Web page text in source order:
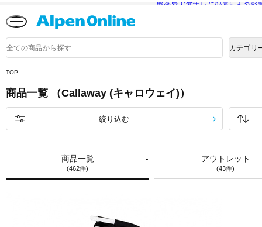
熊本県で発生した地震による影
品
検
カテゴリ
TOP
商品一覧 （Callaway (キャロウェイ)）
商品一覧
(462件)
アウトレット
(43件)
絞り込む